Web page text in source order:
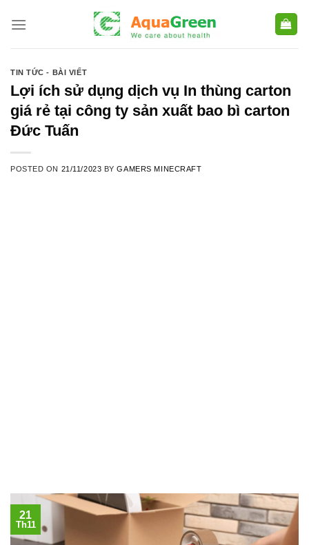
TIN TỨC - BÀI VIẾT
Lợi ích sử dụng dịch vụ In thùng carton
giá rẻ tại công ty sản xuất bao bì carton
Đức Tuấn
POSTED ON 21/11/2023 BYGAMERS MINECRAFT
21
Th11